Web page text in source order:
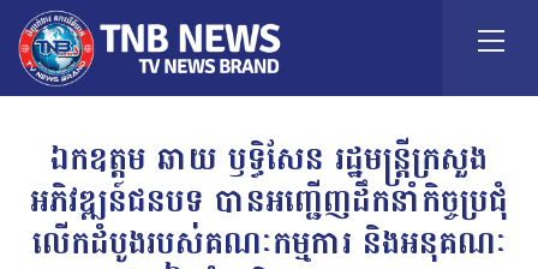
ឯកឧត្តម ឆាយ ឫទ្ធិសែន រដ្ឋមន្ដ្រីក្រសួង
អភិវឌ្ឍន៍ជនបទ បានអញ្ជើញដឹកនាំកិច្ចប្រជុំ
លើកដំបូងរបស់គណៈកម្មការ និងអនុគណៈ